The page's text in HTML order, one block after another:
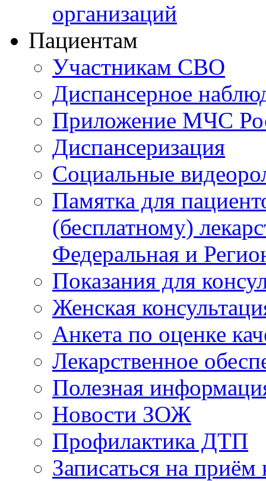
организаций
Пациентам
Участникам СВО
Диспансерное
Приложение МЧС
Диспансеризация
Социальные
Памятка для
(бесплатному)
Федеральная и
Показания для
Женская
Анкета по оценке
Лекарственное
Полезная
Новости ЗОЖ
Профилактика ДТП
Записаться на приём